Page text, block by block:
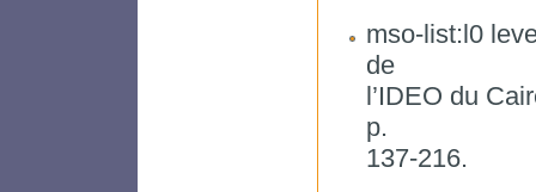
mso-list:l0
de
l’IDEO du
p.
137-216.